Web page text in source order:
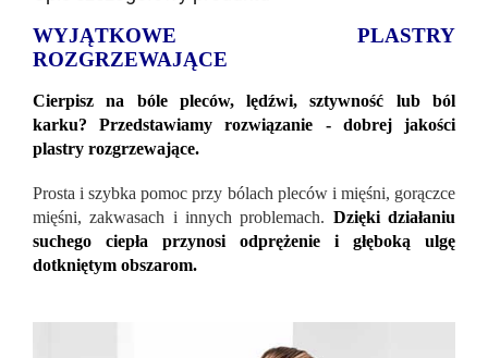
WYJĄTKOWE PLASTRY
ROZGRZEWAJĄCE
Cierpisz na bóle pleców, lędźwi, sztywność lub ból
karku? Przedstawiamy rozwiązanie - dobrej jakości
plastry rozgrzewające.
Prosta i szybka pomoc przy bólach pleców i mięśni, gorączce
mięśni, zakwasach i innych problemach. Dzięki działaniu
suchego ciepła przynosi odprężenie i głęboką ulgę
dotkniętym obszarom.